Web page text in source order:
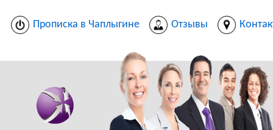
Прописка в Чаплыгине Отзывы